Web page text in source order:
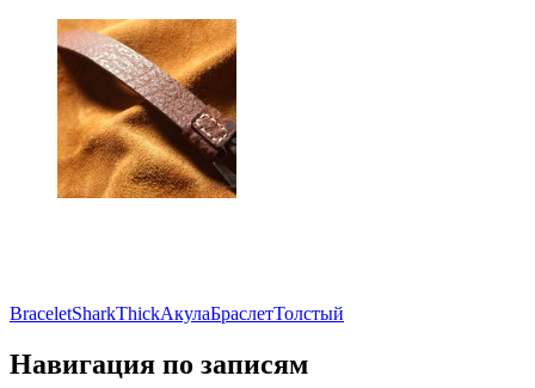
BraceletSharkThickАкулаБраслетТолстый
Навигация по записям